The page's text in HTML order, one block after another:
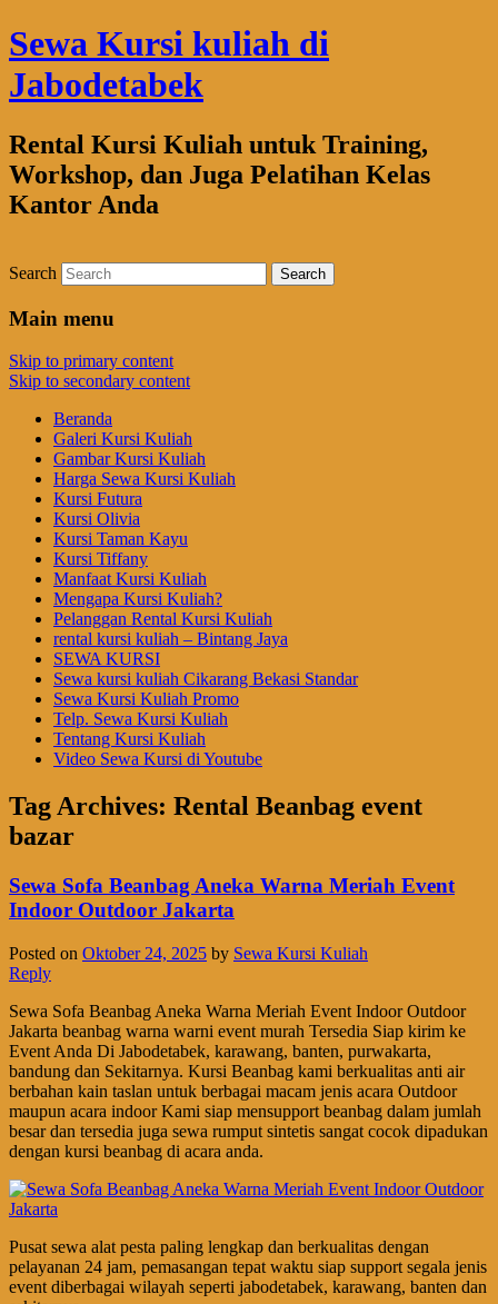
Sewa Kursi kuliah di
Jabodetabek
Rental Kursi Kuliah untuk Training,
Workshop, dan Juga Pelatihan Kelas
Kantor Anda
Search
Main menu
Skip to primary content
Skip to secondary content
Beranda
Galeri Kursi Kuliah
Gambar Kursi Kuliah
Harga Sewa Kursi Kuliah
Kursi Futura
Kursi Olivia
Kursi Taman Kayu
Kursi Tiffany
Manfaat Kursi Kuliah
Mengapa Kursi Kuliah?
Pelanggan Rental Kursi Kuliah
rental kursi kuliah – Bintang Jaya
SEWA KURSI
Sewa kursi kuliah Cikarang Bekasi Standar
Sewa Kursi Kuliah Promo
Telp. Sewa Kursi Kuliah
Tentang Kursi Kuliah
Video Sewa Kursi di Youtube
Tag Archives: Rental Beanbag event
bazar
Sewa Sofa Beanbag Aneka Warna Meriah Event
Indoor Outdoor Jakarta
Posted on Oktober 24, 2025 by Sewa Kursi Kuliah
Reply
Sewa Sofa Beanbag Aneka Warna Meriah Event Indoor Outdoor
Jakarta beanbag warna warni event murah Tersedia Siap kirim ke
Event Anda Di Jabodetabek, karawang, banten, purwakarta,
bandung dan Sekitarnya. Kursi Beanbag kami berkualitas anti air
berbahan kain taslan untuk berbagai macam jenis acara Outdoor
maupun acara indoor Kami siap mensupport beanbag dalam jumlah
besar dan tersedia juga sewa rumput sintetis sangat cocok dipadukan
dengan kursi beanbag di acara anda.
Pusat sewa alat pesta paling lengkap dan berkualitas dengan
pelayanan 24 jam, pemasangan tepat waktu siap support segala jenis
event diberbagai wilayah seperti jabodetabek, karawang, banten dan